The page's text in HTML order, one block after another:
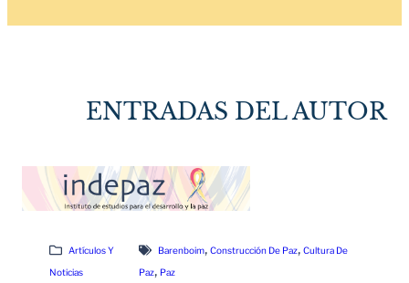
ENTRADAS DEL AUTOR
Artículos Y
Noticias
Barenboim, Construcción De Paz, Cultura De
Paz, Paz